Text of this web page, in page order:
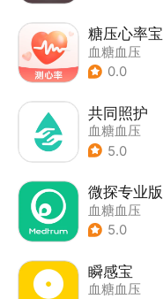
糖压心率宝
血糖血压
0.0
共同照护
血糖血压
5.0
微探专业版
血糖血压
5.0
瞬感宝
血糖血压